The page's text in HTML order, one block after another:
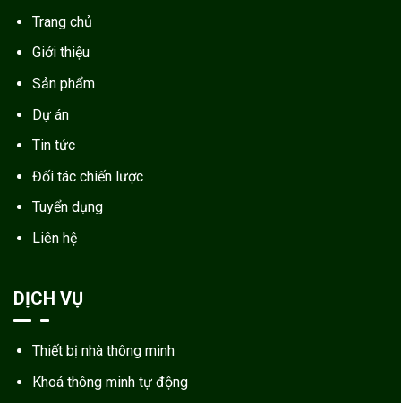
Trang chủ
Giới thiệu
Sản phẩm
Dự án
Tin tức
Đối tác chiến lược
Tuyển dụng
Liên hệ
DỊCH VỤ
Thiết bị nhà thông minh
Khoá thông minh tự động